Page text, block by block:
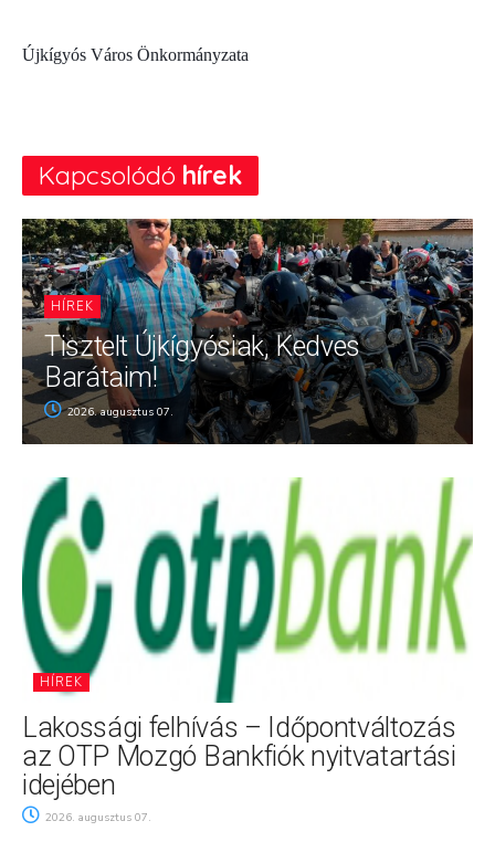
Újkígyós Város Önkormányzata
Kapcsolódó hírek
HÍREK
Tisztelt Újkígyósiak, Kedves
Barátaim!
2026. augusztus 07.
HÍREK
Lakossági felhívás – Időpontváltozás
az OTP Mozgó Bankfiók nyitvatartási
idejében
2026. augusztus 07.